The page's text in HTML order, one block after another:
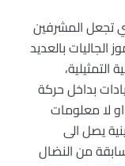
تجعل المشرفين
بالعديد
بداخل حركة
لا معلومات
يصل الى
من النضال